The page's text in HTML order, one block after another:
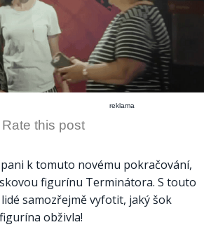
reklama
Rate this post
k tomuto novému pokračování,
figurínu Terminátora. S touto
samozřejmě vyfotit, jaký šok
obživla!